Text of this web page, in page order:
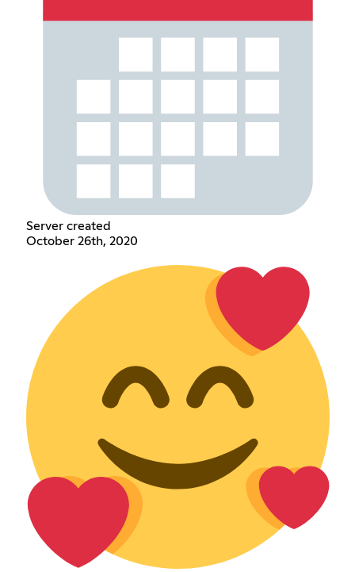
Server created
October 26th, 2020